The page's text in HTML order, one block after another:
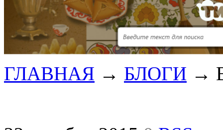
ГЛАВНАЯ → БЛОГИ →